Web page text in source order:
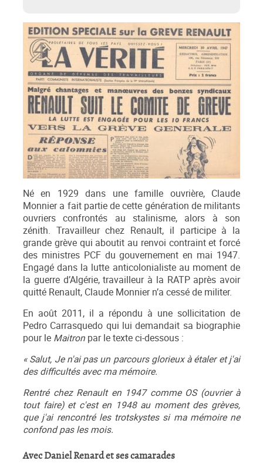
Né en 1929 dans une famille ouvrière, Claude
Monnier a fait partie de cette génération de militants
ouvriers confrontés au stalinisme, alors à son
zénith. Travailleur chez Renault, il participe à la
grande grève qui aboutit au renvoi contraint et forcé
des ministres PCF du gouvernement en mai 1947.
Engagé dans la lutte anticolonialiste au moment de
la guerre d’Algérie, travailleur à la RATP après avoir
quitté Renault, Claude Monnier n’a cessé de militer.
En août 2011, il a répondu à une sollicitation de
Pedro Carrasquedo qui lui demandait sa biographie
pour le Maitron par le texte ci-dessous :
« Salut, Je n'ai pas un parcours glorieux à étaler et j'ai
des difficultés avec ma mémoire.
Rentré chez Renault en 1947 comme OS (ouvrier à
tout faire) et c'est en 1948 au moment des grèves,
que j'ai rencontré les trotskystes si ma mémoire ne
confond pas les mois.
Avec Daniel Renard et ses camarades